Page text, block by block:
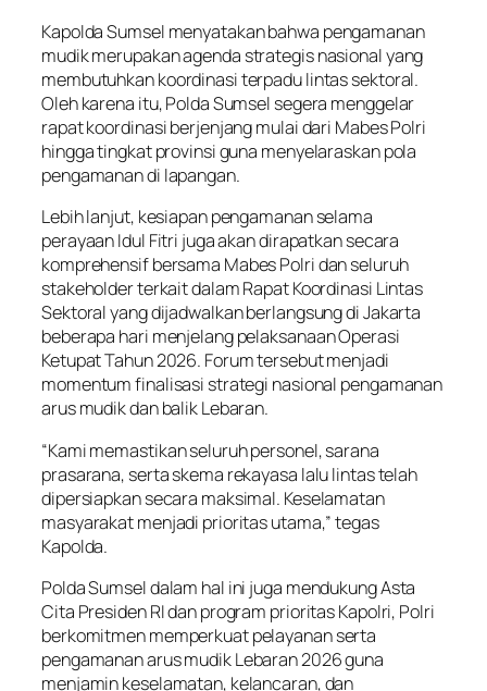
Kapolda Sumsel menyatakan bahwa pengamanan
mudik merupakan agenda strategis nasional yang
membutuhkan koordinasi terpadu lintas sektoral.
Oleh karena itu, Polda Sumsel segera menggelar
rapat koordinasi berjenjang mulai dari Mabes Polri
hingga tingkat provinsi guna menyelaraskan pola
pengamanan di lapangan.
Lebih lanjut, kesiapan pengamanan selama
perayaan Idul Fitri juga akan dirapatkan secara
komprehensif bersama Mabes Polri dan seluruh
stakeholder terkait dalam Rapat Koordinasi Lintas
Sektoral yang dijadwalkan berlangsung di Jakarta
beberapa hari menjelang pelaksanaan Operasi
Ketupat Tahun 2026. Forum tersebut menjadi
momentum finalisasi strategi nasional pengamanan
arus mudik dan balik Lebaran.
“Kami memastikan seluruh personel, sarana
prasarana, serta skema rekayasa lalu lintas telah
dipersiapkan secara maksimal. Keselamatan
masyarakat menjadi prioritas utama,” tegas
Kapolda.
Polda Sumsel dalam hal ini juga mendukung Asta
Cita Presiden RI dan program prioritas Kapolri, Polri
berkomitmen memperkuat pelayanan serta
pengamanan arus mudik Lebaran 2026 guna
menjamin keselamatan, kelancaran, dan